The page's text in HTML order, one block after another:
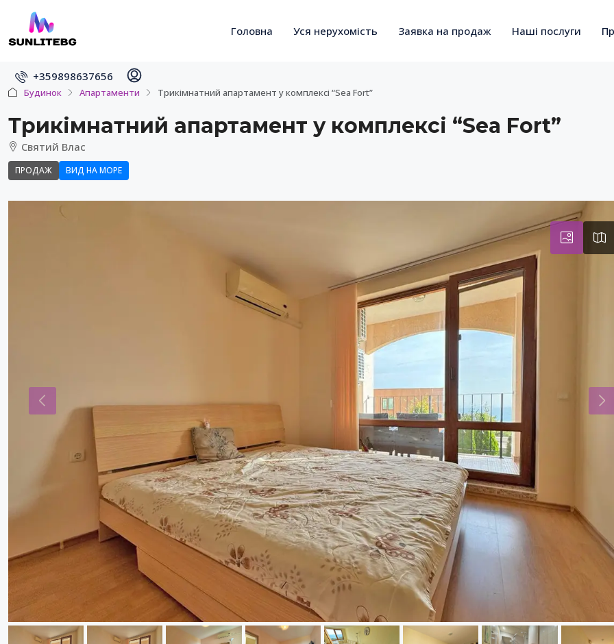
Головна Уся нерухомість Заявка на продаж Наші послуги
+359898637656
Будинок Апартаменти Трикімнатний апартамент у комплексі “Sea Fort”
Трикімнатний апартамент у комплексі “Sea Fort”
Святий Влас
ПРОДАЖ ВИД НА МОРЕ